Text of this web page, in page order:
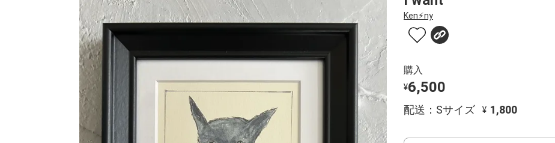
Ken⚡︎ny
購入
¥6,500
配送：Sサイズ ¥ 1,800